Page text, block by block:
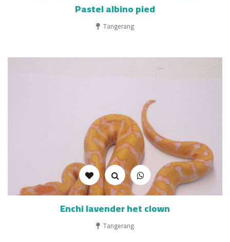
Pastel albino pied
Tangerang
Enchi lavender het clown
Tangerang